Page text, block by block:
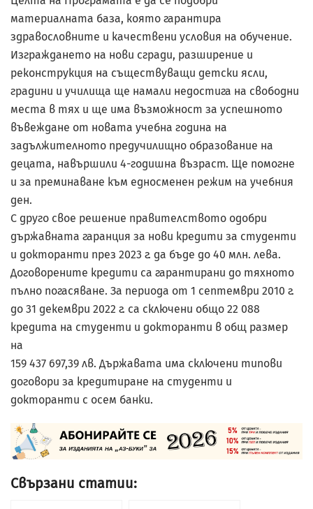
материалната база, която гарантира
здравословните и качествени условия на обучение.
Изграждането на нови сгради, разширение и
реконструкция на съществуващи детски ясли,
градини и училища ще намали недостига на свободни
места в тях и ще има възможност за успешното
въвеждане от новата учебна година на
задължителното предучилищно образование на
децата, навършили 4-годишна възраст. Ще помогне
и за преминаване към едносменен режим на учебния
ден.
С друго свое решение правителството одобри
държавната гаранция за нови кредити за студенти
и докторанти през 2023 г. да бъде до 40 млн. лева.
Договорените кредити са гарантирани до тяхното
пълно погасяване. За периода от 1 септември 2010 г.
до 31 декември 2022 г. са сключени общо 22 088
кредита на студенти и докторанти в общ размер
на
159 437 697,39 лв. Държавата има сключени типови
договори за кредитиране на студенти и
докторанти с осем банки.
Свързани статии: